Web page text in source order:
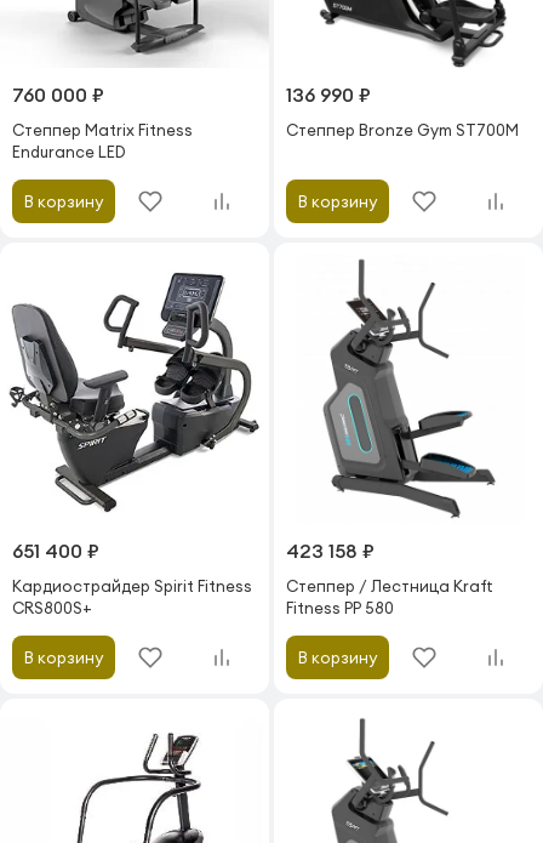
760 000 ₽
Степпер Matrix Fitness
Endurance LED
В корзину
136 990 ₽
Степпер Bronze Gym ST700M
В корзину
651 400 ₽
Кардиострайдер Spirit Fitness
CRS800S+
В корзину
423 158 ₽
Степпер / Лестница Kraft
Fitness PP 580
В корзину